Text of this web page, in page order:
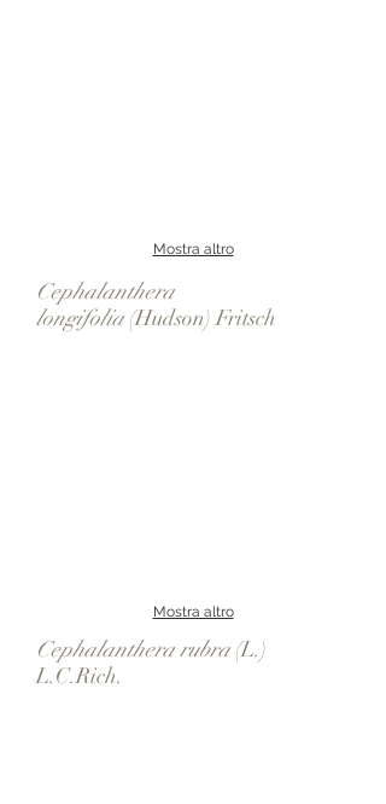
Mostra altro
Cephalanthera
longifolia (Hudson) Fritsch
Mostra altro
Cephalanthera rubra (L.)
L.C.Rich.